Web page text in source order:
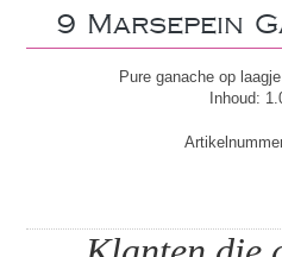
9 Marsepein
Pure ganache op
Inhoud: